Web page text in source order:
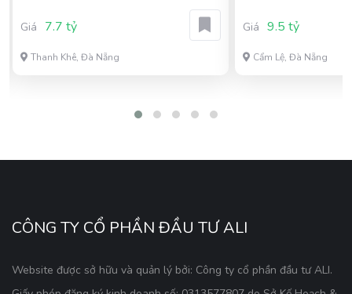
Giá 7.7 tỷ
Thanh Khê, Đà Nẵng
Giá 9.5 tỷ
Cẩm Lệ, Đà Nẵng
CÔNG TY CỔ PHẦN ĐẦU TƯ ALI
Website được sở hữu và quản lý bởi: Công ty cổ phần đầu tư ALI.